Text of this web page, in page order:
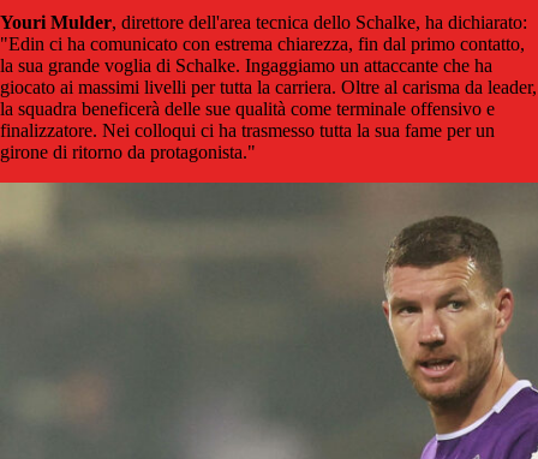
Youri Mulder, direttore dell'area tecnica dello Schalke, ha dichiarato:
"Edin ci ha comunicato con estrema chiarezza, fin dal primo contatto,
la sua grande voglia di Schalke. Ingaggiamo un attaccante che ha
giocato ai massimi livelli per tutta la carriera. Oltre al carisma da leader,
la squadra beneficerà delle sue qualità come terminale offensivo e
finalizzatore. Nei colloqui ci ha trasmesso tutta la sua fame per un
girone di ritorno da protagonista."